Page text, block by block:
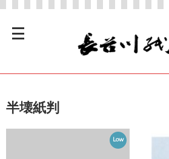
半壊紙判
Low